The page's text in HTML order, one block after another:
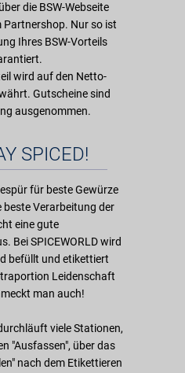
die BSW-Webseite
Partnershop. Nur so ist
Ihres BSW-Vorteils
wird auf den Netto-
Gutscheine sind
ausgenommen.
SPICED!
für beste Gewürze
beste Verarbeitung der
eine gute
Bei SPICEWORLD wird
befüllt und etikettiert
Leidenschaft
man auch!
viele Stationen,
"Ausfassen", über das
nach dem Etikettieren